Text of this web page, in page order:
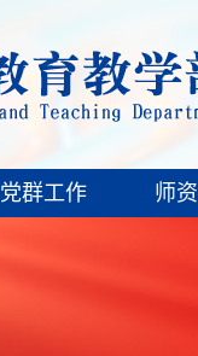
党群工作 师